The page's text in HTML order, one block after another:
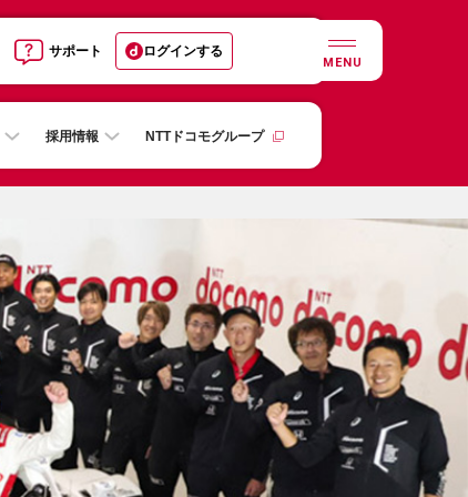
サポート ログインする
MENU
採用情報 NTTドコモグループ